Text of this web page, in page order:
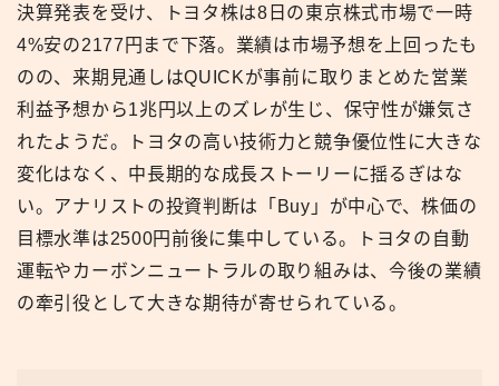
決算発表を受け、トヨタ株は8日の東京株式市場で一時
4%安の2177円まで下落。業績は市場予想を上回ったも
のの、来期見通しはQUICKが事前に取りまとめた営業
利益予想から1兆円以上のズレが生じ、保守性が嫌気さ
れたようだ。トヨタの高い技術力と競争優位性に大きな
変化はなく、中長期的な成長ストーリーに揺るぎはな
い。アナリストの投資判断は「Buy」が中心で、株価の
目標水準は2500円前後に集中している。トヨタの自動
運転やカーボンニュートラルの取り組みは、今後の業績
の牽引役として大きな期待が寄せられている。